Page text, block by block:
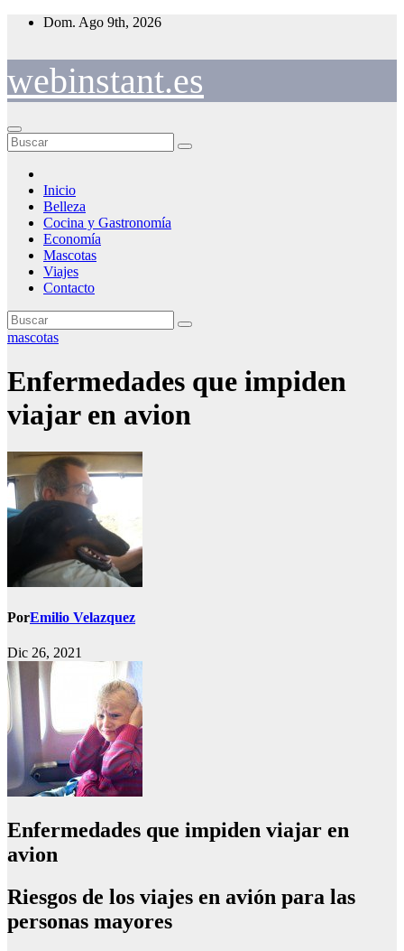
Saltar
Dom. Ago 9th, 2026
webinstant.es
Inicio
Belleza
Cocina y Gastronomía
Economía
Mascotas
Viajes
Contacto
mascotas
Enfermedades que impiden
viajar en avion
PorEmilio Velazquez
Dic 26, 2021
Enfermedades que impiden viajar en
avion
Riesgos de los viajes en avión para las
personas mayores